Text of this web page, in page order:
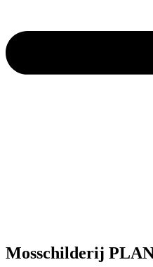
Mosschilderij